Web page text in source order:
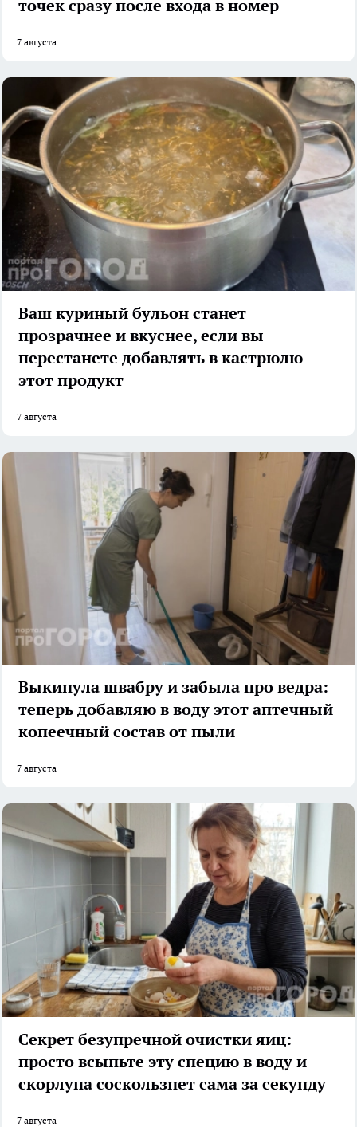
точек сразу после входа в номер
7 августа
Ваш куриный бульон станет
прозрачнее и вкуснее, если вы
перестанете добавлять в кастрюлю
этот продукт
7 августа
Выкинула швабру и забыла про ведра:
теперь добавляю в воду этот аптечный
копеечный состав от пыли
7 августа
Секрет безупречной очистки яиц:
просто всыпьте эту специю в воду и
скорлупа соскользнет сама за секунду
7 августа